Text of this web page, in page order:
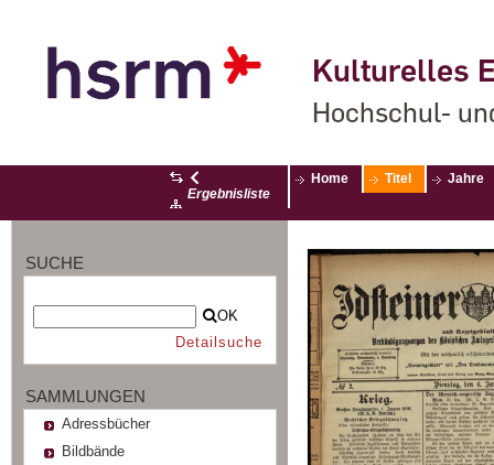
Kulturelles
Hochschul-
Ergebnisliste
Home Titel Jahre
SUCHE
OK
Detailsuche
SAMMLUNGEN
Adressbücher
Bildbände